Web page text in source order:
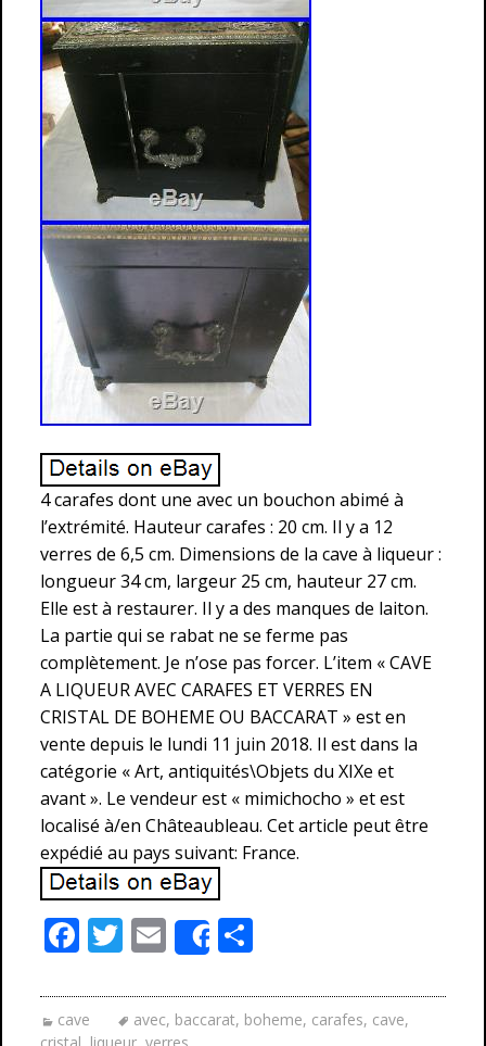
4 carafes dont une avec un bouchon abimé à
l’extrémité. Hauteur carafes : 20 cm. Il y a 12
verres de 6,5 cm. Dimensions de la cave à liqueur :
longueur 34 cm, largeur 25 cm, hauteur 27 cm.
Elle est à restaurer. Il y a des manques de laiton.
La partie qui se rabat ne se ferme pas
complètement. Je n’ose pas forcer. L’item « CAVE
A LIQUEUR AVEC CARAFES ET VERRES EN
CRISTAL DE BOHEME OU BACCARAT » est en
vente depuis le lundi 11 juin 2018. Il est dans la
catégorie « Art, antiquités\Objets du XIXe et
avant ». Le vendeur est « mimichocho » et est
localisé à/en Châteaubleau. Cet article peut être
expédié au pays suivant: France.
F
e
T
itt
E
m
ai
Share
ta
cave avec, baccarat, boheme, carafes, cave,